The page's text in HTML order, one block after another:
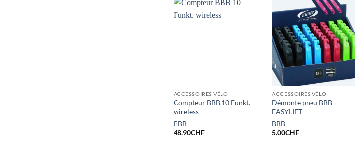
ACCESSOIRES VÉLO
Compteur BBB 10 Funkt.
wireless
BBB
48.90CHF
ACCESSOIRES VÉLO
Démonte pneu BBB
EASYLIFT
BBB
5.00CHF